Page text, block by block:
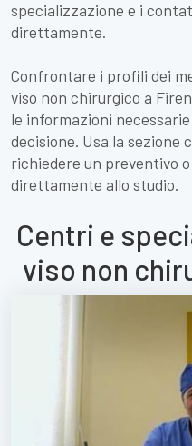
specializzazione e i
direttamente.
Confrontare i profili dei
viso non chirurgico a
le informazioni
decisione. Usa la
richiedere un preventivo
direttamente allo studio.
Centri e
viso non